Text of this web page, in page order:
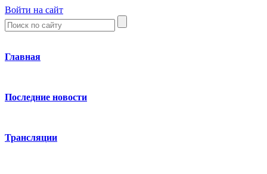
Войти на сайт
Главная
Последние новости
Трансляции